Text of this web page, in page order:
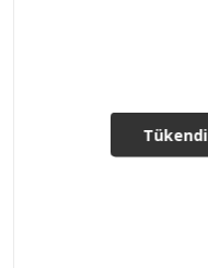
Tükendi